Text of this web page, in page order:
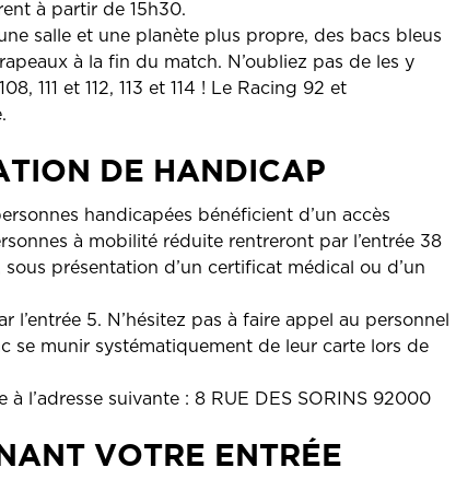
à partir de 15h30.
salle et une planète plus propre, des bacs bleus
à la fin du match. N’oubliez pas de les y
111 et 112, 113 et 114 ! Le Racing 92 et
DE HANDICAP
handicapées bénéficient d’un accès
à mobilité réduite rentreront par l’entrée 38
présentation d’un certificat médical ou d’un
5. N’hésitez pas à faire appel au personnel
se munir systématiquement de leur carte lors de
l’adresse suivante : 8 RUE DES SORINS 92000
VOTRE ENTRÉE